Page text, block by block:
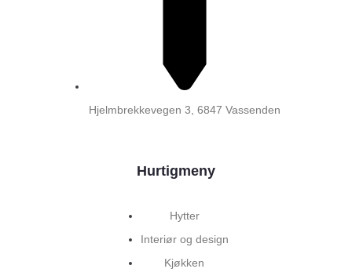
Hjelmbrekkevegen 3, 6847 Vassenden
Hurtigmeny
Hytter
Interiør og design
Kjøkken